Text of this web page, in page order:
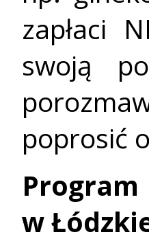
zapłaci
swoją
poprosić
w